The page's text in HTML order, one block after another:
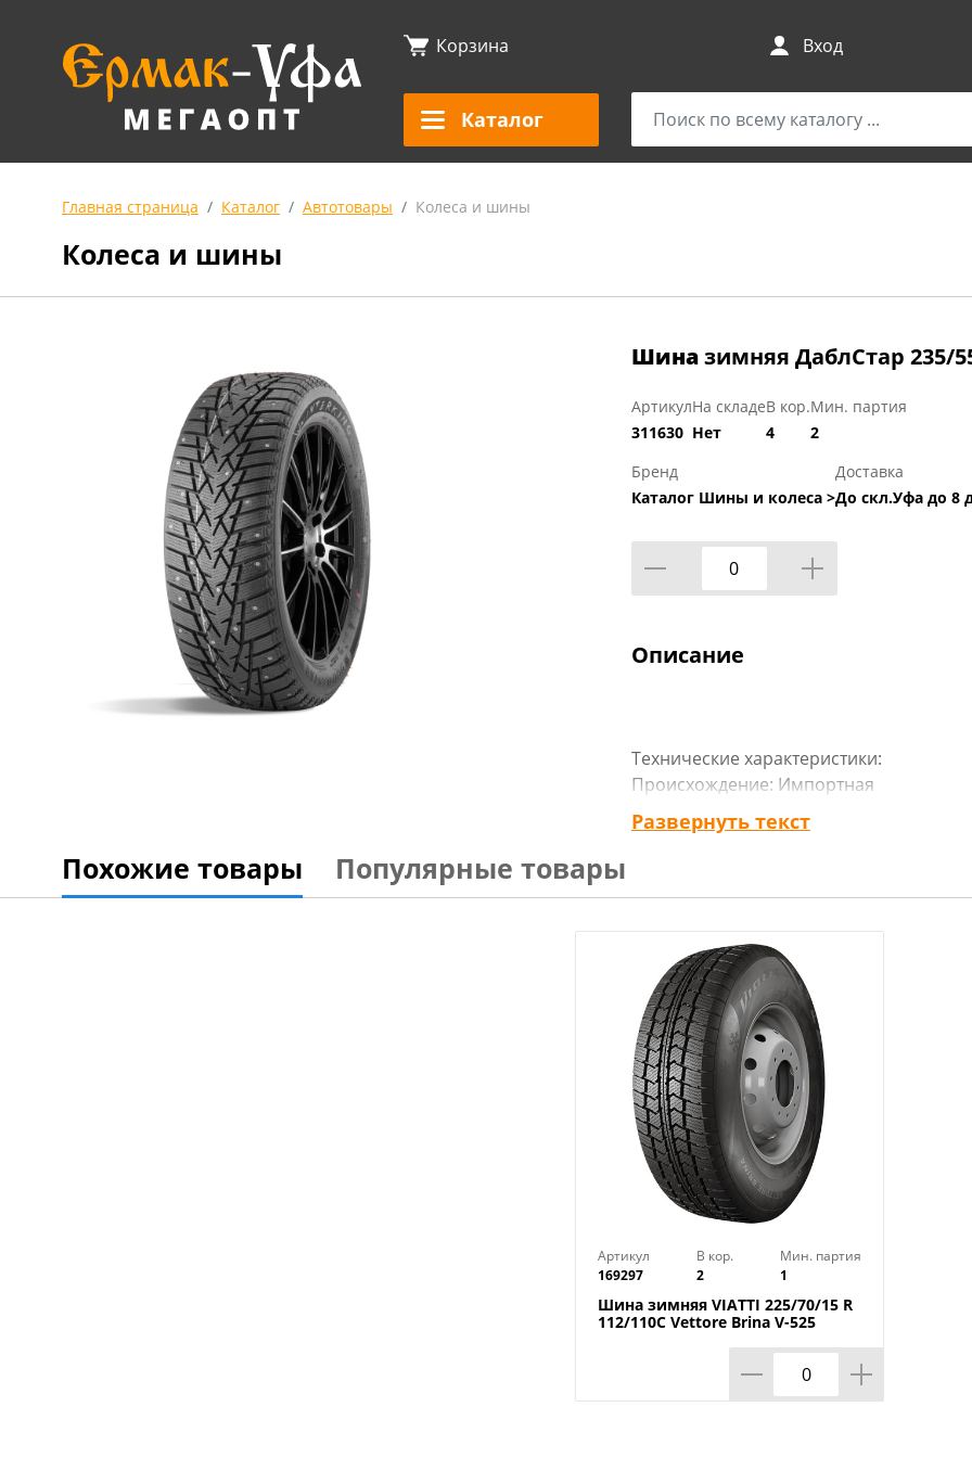
Корзина Вход
Каталог
Главная страница Каталог Автотовары Колеса и шины
Колеса и шины
Шиназимняя ДаблСтар 235/
Артикул
311630
На складе
Нет
В кор.
4
Мин. партия
2
Бренд
Каталог Шины и колеса >
Доставка
До скл.Уфа до 8
Описание
Технические характеристики:
Происхождение: Импортная
Сезон резины: Зимняя
Марка: ДаблСтар
Профиль: 55
Шипы: Ш.
Индекс скорости: T
Индекс нагрузки: 100
Развернуть текст
Похожие товары Популярные товары
Артикул
169297
В кор.
2
Мин. партия
1
Шина зимняя VIATTI 225/70/15 R
112/110C Vettore Brina V-525